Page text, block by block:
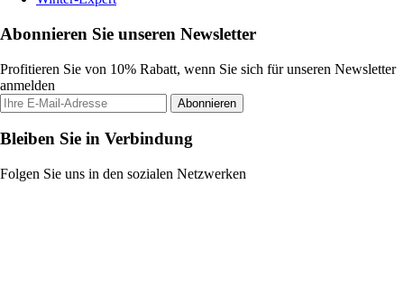
Abonnieren Sie unseren Newsletter
Profitieren Sie von 10% Rabatt, wenn Sie sich für unseren Newsletter
anmelden
Abonnieren
Bleiben Sie in Verbindung
Folgen Sie uns in den sozialen Netzwerken